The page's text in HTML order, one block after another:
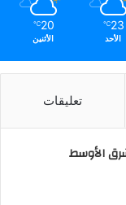
23
℃
الأحد
20
℃
الأثنين
تعليقات
الأوسط